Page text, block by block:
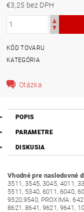
€3,25 bez DPH
KÓD TOVARU
KATEGÓRIA
Otázka
POPIS
PARAMETRE
DISKUSIA
Vhodné pre nasledovné
3511, 3545, 3045, 4011,
5511, 5340, 6011, 6040,
9520,9540, PROXIMA:
8621, 8641, 9621, 9641,